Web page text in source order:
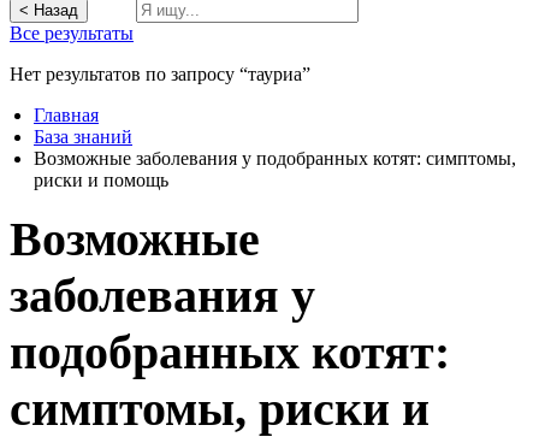
< Назад
Все результаты
Нет результатов по запросу “тауриа”
Главная
База знаний
Возможные заболевания у подобранных котят: симптомы,
риски и помощь
Возможные
заболевания у
подобранных котят:
симптомы, риски и